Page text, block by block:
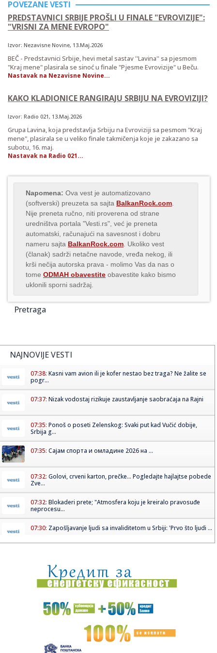
POVEZANE VESTI
PREDSTAVNICI SRBIJE PROŠLI U FINALE "EVROVIZIJE":
"VRISNI ZA MENE EVROPO"
Izvor: Nezavisne Novine, 13.Maj.2026
BEČ - Predstavnici Srbije, hevi metal sastav ''Lavina'' sa pjesmom
"Kraj mene" plasirala se sinoć u finale "Pjesme Evrovizije" u Beču.
Nastavak na Nezavisne Novine...
KAKO KLADIONICE RANGIRAJU SRBIJU NA EVROVIZIJI?
Izvor: Radio 021 , 13.Maj.2026
Grupa Lavina, koja predstavlja Srbiju na Evroviziji sa pesmom "Kraj
mene", plasirala se u veliko finale takmičenja koje je zakazano sa
subotu, 16. maj.
Nastavak na Radio 021...
Napomena: Ova vest je automatizovano
(softverski) preuzeta sa sajta BalkanRock.com
Nije preneta ručno, niti proverena od strane
uredništva portala "Vesti.rs", već je preneta
automatski, računajući na savesnost i dobru
nameru sajta BalkanRock.com . Ukoliko vest
(članak) sadrži netačne navode, vređa nekog, ili
krši nečija autorska prava - molimo Vas da nas o
tome ODMAH obavestite obavestite kako bismo
uklonili sporni sadržaj.
Pretraga
NAJNOVIJE VESTI
07:38: Kasni vam avion ili je kofer nestao bez traga? Ne žalite se
pogr...
07:37: Nizak vodostaj rizikuje zaustavljanje saobraćaja na Rajni
07:35: Ponoš o poseti Zelenskog: Svaki put kad Vučić dobije,
Srbija g...
07:35: Сајам спорта и омладине 2026 на ...
07:32: Golovi, crveni karton, prečke... Pogledajte hajlajtse pobede
Zve...
07:32: Blokaderi prete; "Atmosfera koju je kreiralo pravosuđe
neprocesu...
07:30: Zapošljavanje ljudi sa invaliditetom u Srbiji: 'Prvo što ljudi ...
07:28:Mega se revanširala Oburnu na Mikonosu
07:28:Tuča 50 ljudi u Belgiji, povrijeđen i policajac
Tarik Stambolić oživljava velike hitove: Svaka nova pjesma